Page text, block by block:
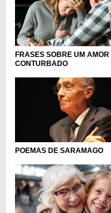
FRASES SOBRE UM AMOR
CONTURBADO
POEMAS DE SARAMAGO